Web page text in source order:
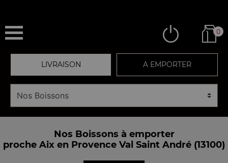
0
LIVRAISON A EMPORTER
Nos Boissons à emporter
proche Aix en Provence Val Saint André (13100)